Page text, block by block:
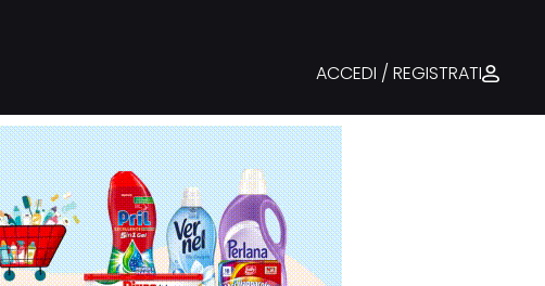
ACCEDI / REGISTRATI